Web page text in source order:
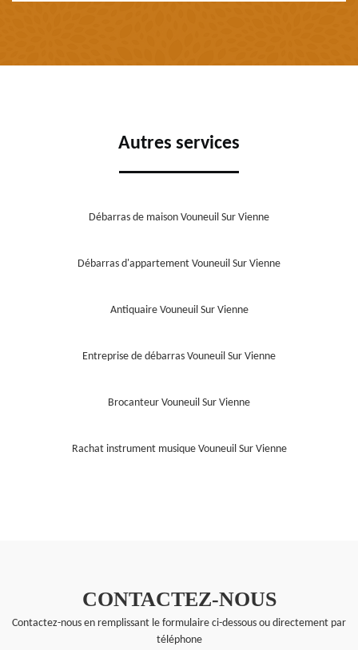
Autres services
Débarras de maison Vouneuil Sur Vienne
Débarras d'appartement Vouneuil Sur Vienne
Antiquaire Vouneuil Sur Vienne
Entreprise de débarras Vouneuil Sur Vienne
Brocanteur Vouneuil Sur Vienne
Rachat instrument musique Vouneuil Sur Vienne
CONTACTEZ-NOUS
Contactez-nous en remplissant le formulaire ci-dessous ou directement par
téléphone